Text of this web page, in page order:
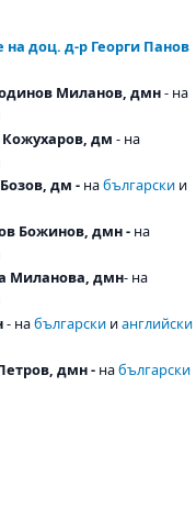
на доц. д-р Георги Панов
Миланов, дмн- на
Кожухаров, дм - на
дм -набългарскии
Божинов, дмн - на
Миланова, дмн- на
- набългарскиианглийски
дмн -набългарски